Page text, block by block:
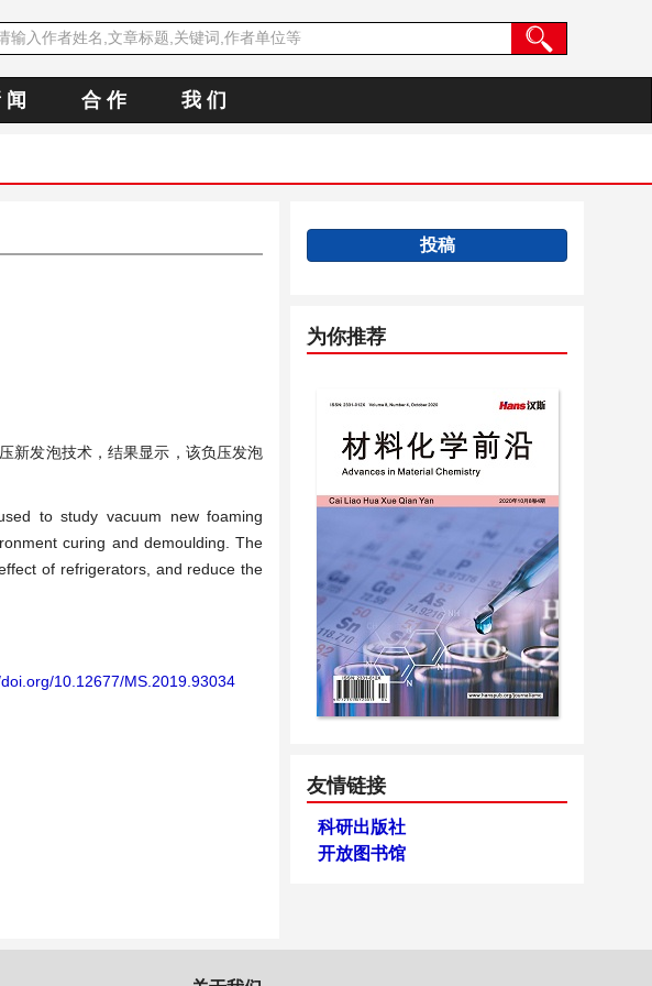
闻 合 作 我 们
新发泡技术，结果显示，该负压发泡
to study vacuum new foaming
curing and demoulding. The
of refrigerators, and reduce the
10.12677/MS.2019.93034
投稿
为你推荐
友情链接
科研出版社
开放图书馆